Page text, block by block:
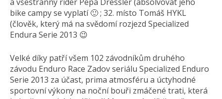
bike campy se vyplatí 🙂 ; 32. místo Tomáš HYKL
(člověk, který má na svědomí rozjezd Specialized
Endura Serie 2013 😉
Velké díky patří všem 102 závodníkům druhého
závodu Enduro Race Zadov seriálu Specialized Enduro
Serie 2013 za účast, prima atmosféru a úctyhodné
sportovní výkony na noční bouři zmáčené trati, která